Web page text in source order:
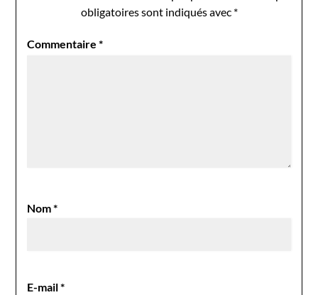
obligatoires sont indiqués avec *
Commentaire*
Nom*
E-mail*